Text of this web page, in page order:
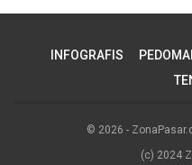
INFOGRAFIS
© 2026 -
(c) 2024